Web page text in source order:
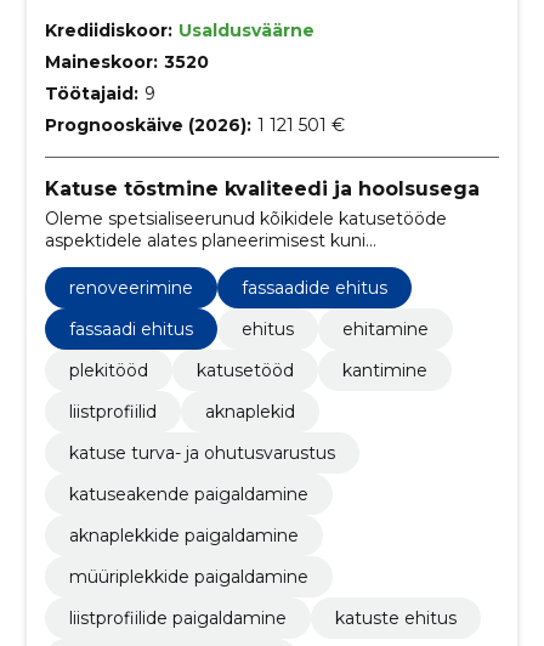
Krediidiskoor: Usaldusväärne
Maineskoor: 3520
Töötajaid: 9
Prognooskäive (2026): 1 121 501 €
Katuse tõstmine kvaliteedi ja hoolsusega
Oleme spetsialiseerunud kõikidele katusetööde
aspektidele alates planeerimisest kuni
lõppviimistluseni. Pakume personaalseid teenuseid,
õiglasi hindu ja tööde õigeaegset teostamist.
renoveerimine
fassaadide ehitus
fassaadi ehitus
ehitus
ehitamine
plekitööd
katusetööd
kantimine
liistprofiilid
aknaplekid
katuse turva- ja ohutusvarustus
katuseakende paigaldamine
aknaplekkide paigaldamine
müüriplekkide paigaldamine
liistprofiilide paigaldamine
katuste ehitus